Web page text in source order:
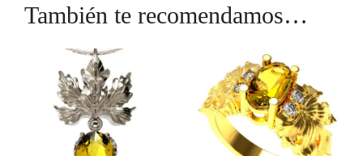
También te recomendamos…
producto
tiene
varias
variantes.
Las
opciones